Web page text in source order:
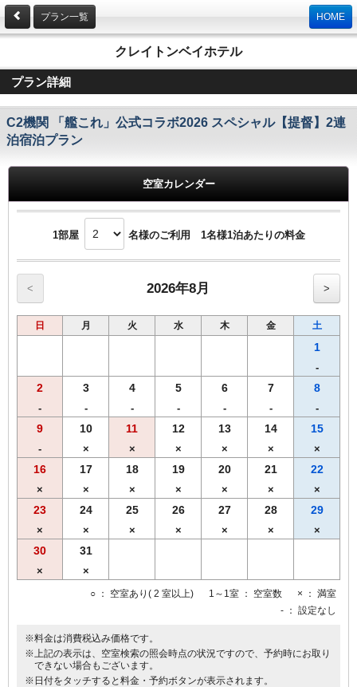
プラン一覧 HOME
クレイトンベイホテル
プラン詳細
C2機関 「艦これ」公式コラボ2026 スペシャル【提督】2連
泊宿泊プラン
空室カレンダー
1部屋 名様のご利用 1名様1泊あたりの料金
< 2026年8月 >
日 月 火 水 木 金 土
1
-
2
-
3
-
4
-
5
-
6
-
7
-
8
-
9
-
10
×
11
×
12
×
13
×
14
×
15
×
16
×
17
×
18
×
19
×
20
×
21
×
22
×
23
×
24
×
25
×
26
×
27
×
28
×
29
×
30
×
31
×
○ ： 空室あり( 2 室以上) 1～1室 ： 空室数 × ： 満室
- ： 設定なし
※料金は消費税込み価格です。
※上記の表示は、空室検索の照会時点の状況ですので、予約時にお取り
できない場合もございます。
※日付をタッチすると料金・予約ボタンが表示されます。